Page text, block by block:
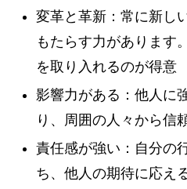
変革と革新：常に新し
もたらす力があります
を取り入れるのが得意
影響力がある：他人に
り、周囲の人々から信
責任感が強い：自分の
ち、他人の期待に応え